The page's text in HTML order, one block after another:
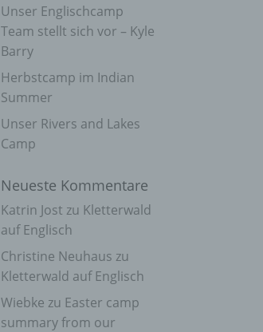
Unser Englischcamp
Team stellt sich vor – Kyle
Barry
Herbstcamp im Indian
Summer
Unser Rivers and Lakes
Camp
Neueste Kommentare
Katrin Jost zu Kletterwald
auf Englisch
Christine Neuhaus zu
Kletterwald auf Englisch
Wiebke zu Easter camp
summary from our